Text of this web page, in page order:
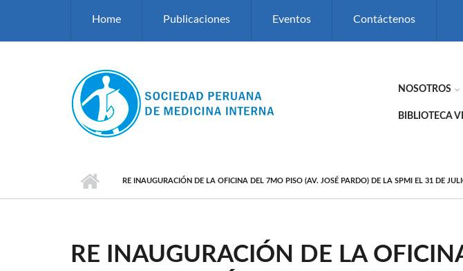
Home Publicaciones Eventos Contáctenos
NOSOTROS
BIBLIOTECA
RE INAUGURACIÓN DE LA OFICINA DEL 7MO PISO (AV. JOSÉ PARDO) DE LA SPMI EL 31 DE
RE INAUGURACIÓN DE LA